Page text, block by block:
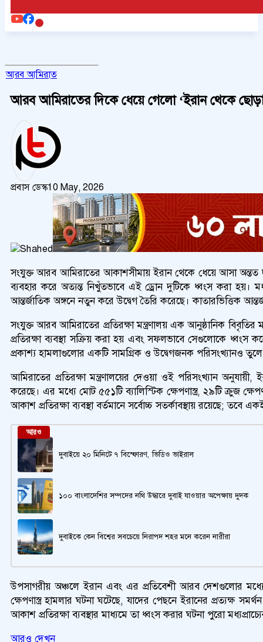
আরব আমিরাত
আরব আমিরাতের দিকে ধেয়ে গেলো ‘ইরান থেকে
প্রবাস ডেস্ক10 May, 2026
সংযুক্ত আরব আমিরাতের আকাশসীমায় ইরান থেকে ধেয়ে আসা অন্তত
ব্যবহার করে অত্যন্ত নিখুঁতভাবে এই ড্রোন দুটিকে ধ্বংস করা হয়।
আন্তর্জাতিক অঙ্গনে নতুন করে উদ্বেগ তৈরি করেছে। কাতারভিত্তিক
সংযুক্ত আরব আমিরাতের প্রতিরক্ষা মন্ত্রণালয় এক আনুষ্ঠানিক
প্রতিরক্ষা ব্যবস্থা সক্রিয় করা হয় এবং সফলভাবে সেগুলোকে ধ্বংস
প্রকাশ্য হামলাগুলোর একটি সামগ্রিক ও উদ্বেগজনক পরিসংখ্যানও তুলে
আমিরাতের প্রতিরক্ষা মন্ত্রণালয়ের দেওয়া ওই পরিসংখ্যান
করেছে। এর মধ্যে মোট ৫৫১টি ব্যালিস্টিক ক্ষেপণাস্ত্র, ২৯টি ক্রুজ
আকাশ প্রতিরক্ষা ব্যবস্থা বর্তমানে সর্বোচ্চ সতর্কাবস্থায় রয়েছে;
আরও
দুবাইয়ে ২০ মিনিটে ৭ বিস্ফোরণ, ভিডিও ভাইরাল
১০০ বাংলাদেশির সম্পদের নথি উদ্ধারে দুবাই যাওয়ার অপেক্ষায় দুদক
দুবাইকে কেন বিশ্বের সবচেয়ে নিরাপদ শহর মনে করেন নারীরা
উপসাগরীয় অঞ্চলে ইরান এবং এর প্রতিবেশী আরব দেশগুলোর
ক্ষেপণাস্ত্র হামলার ঘটনা ঘটেছে, যাদের পেছনে ইরানের
আকাশ প্রতিরক্ষা ব্যবস্থার মাধ্যমে তা ধ্বংস করার ঘটনা পুরো
আরও দেখুন